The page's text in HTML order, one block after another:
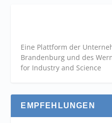
Eine Plattform der
Brandenburg und des
for Industry and Science
EMPFEHLUNGEN